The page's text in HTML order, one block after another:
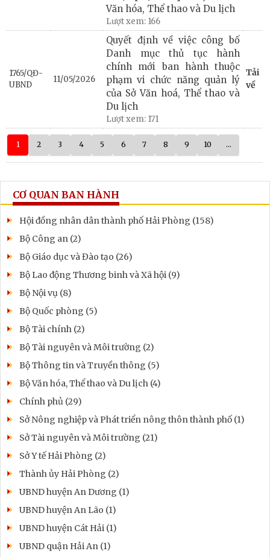
Văn hóa, Thể thao và Du lịch
Lượt xem: 166
1765/QĐ-
UBND
11/05/2026
Quyết định về việc công bố
Danh mục thủ tục hành
chính mới ban hành thuộc
phạm vi chức năng quản lý
của Sở Văn hoá, Thể thao và
Du lịch
Lượt xem: 171
Tải
về
1 2 3 4 5 6 7 8 9 10 ...
CƠ QUAN BAN HÀNH
Hội đồng nhân dân thành phố Hải Phòng (158)
Bộ Công an (2)
Bộ Giáo dục và Đào tạo (26)
Bộ Lao động Thương binh và Xã hội (9)
Bộ Nội vụ (8)
Bộ Quốc phòng (5)
Bộ Tài chính (2)
Bộ Tài nguyên và Môi trường (2)
Bộ Thông tin và Truyền thông (5)
Bộ Văn hóa, Thể thao và Du lịch (4)
Chính phủ (29)
Sở Nông nghiệp và Phát triển nông thôn thành phố (1)
Sở Tài nguyên và Môi trường (21)
Sở Y tế Hải Phòng (2)
Thành ủy Hải Phòng (2)
UBND huyện An Dương (1)
UBND huyện An Lão (1)
UBND huyện Cát Hải (1)
UBND quận Hải An (1)